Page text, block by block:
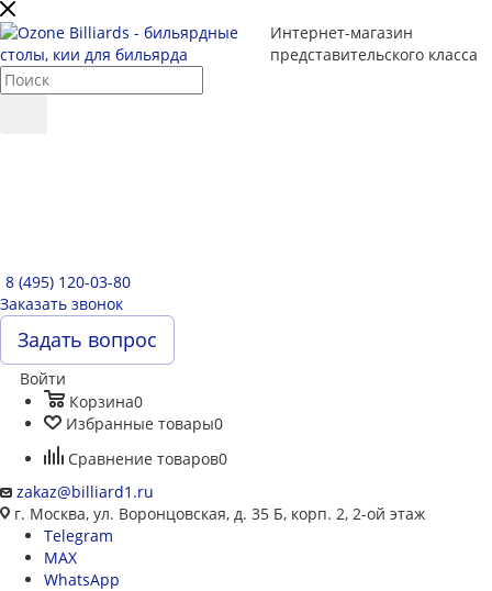
Интернет-магазин
представительского класса
8 (495) 120-03-80
Заказать звонок
Задать вопрос
Войти
Корзина0
Избранные товары0
Сравнение товаров0
zakaz@billiard1.ru
г. Москва, ул. Воронцовская, д. 35 Б, корп. 2, 2-ой этаж
Telegram
MAX
WhatsApp